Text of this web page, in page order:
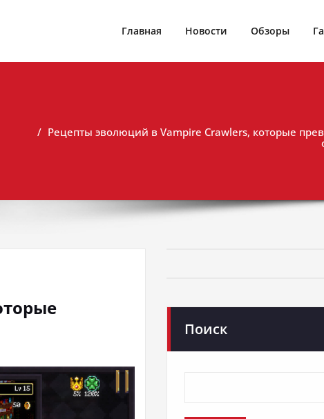
Главная Новости Обзоры
Рецепты эволюций в Vampire Crawlers, которые
Поиск